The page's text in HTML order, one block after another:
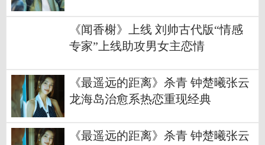
《闻香榭》上线 刘帅古代版“情感
专家”上线助攻男女主恋情
《最遥远的距离》杀青 钟楚曦张云
龙海岛治愈系热恋重现经典
《最遥远的距离》杀青 钟楚曦张云